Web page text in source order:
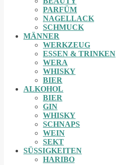
PARFÜM
NAGELLACK
SCHMUCK
MÄNNER
WERKZEUG
ESSEN & TRINKEN
WERA
WHISKY
BIER
ALKOHOL
BIER
GIN
WHISKY
SCHNAPS
WEIN
SEKT
SÜSSIGKEITEN
HARIBO